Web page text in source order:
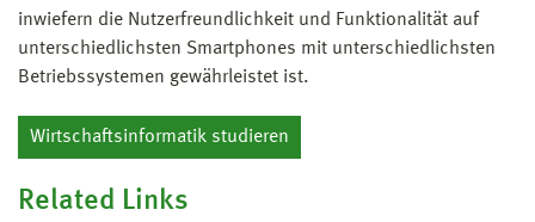
inwiefern die Nutzerfreundlichkeit und Funktionalität auf
unterschiedlichsten Smartphones mit unterschiedlichsten
Betriebssystemen gewährleistet ist.
Wirtschaftsinformatik studieren
Related Links